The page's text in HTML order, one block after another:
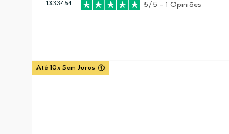
1333454 5/5 - 1 Opiniões
Até 10x Sem Juros